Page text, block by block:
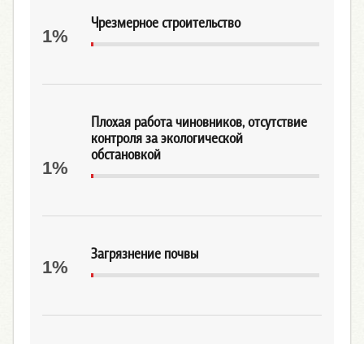
Чрезмерное строительство
1%
Плохая работа чиновников, отсутствие
контроля за экологической
обстановкой
1%
Загрязнение почвы
1%